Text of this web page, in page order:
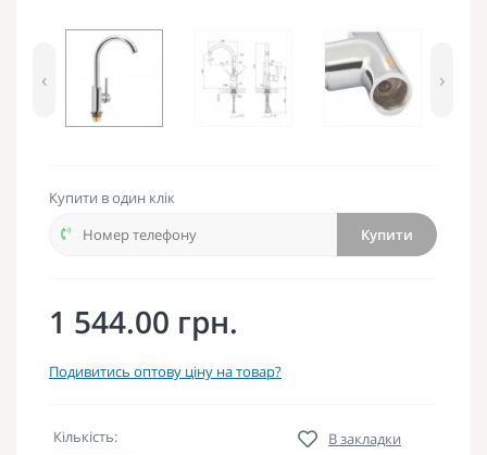
‹ ›
Купити в один клік
Купити
1 544.00 грн.
Подивитись оптову ціну на товар?
Кількість:
В закладки